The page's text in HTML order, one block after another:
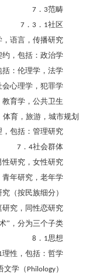
7 ． 3范畴
7 ． 3 ． 1社区
语言，传播研究。
约，包括：政治学。
：伦理学，法学。
心理学，犯罪学。
育学，公共卫生
育，旅游，城市规划。
包括：管理研究。
7 ． 4社会群体
研究，女性研究。
年研究，老年学。
（按民族细分）。
究，同性恋研究。
，分为三个子类。
8 ． 1思想
理性，包括：哲学。
文学（ Philology）。